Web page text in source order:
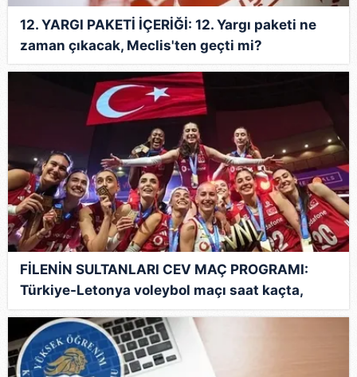
12. YARGI PAKETİ İÇERİĞİ: 12. Yargı paketi ne
zaman çıkacak, Meclis'ten geçti mi?
FİLENİN SULTANLARI CEV MAÇ PROGRAMI:
Türkiye-Letonya voleybol maçı saat kaçta,
hangi kanalda?